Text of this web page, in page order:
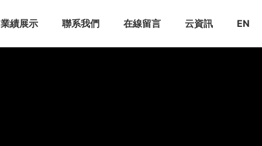
業績展示 聯系我們 在線留言 云資訊 EN